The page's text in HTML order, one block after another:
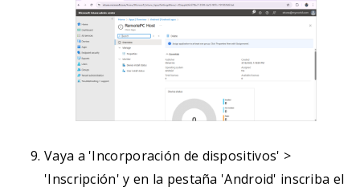
Vaya a 'Incorporación de dispositivos' >
'Inscripción' y en la pestaña 'Android' inscriba el